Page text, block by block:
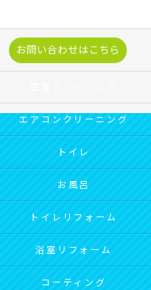
お問い合わせはこちら
エアコンクリーニング
トイレ
お風呂
トイレリフォーム
浴室リフォーム
コーティング